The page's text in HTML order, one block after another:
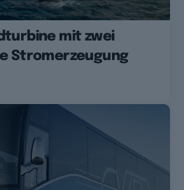
mit zwei
Stromerzeugung